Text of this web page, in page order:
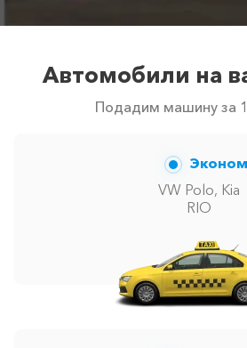
Автомобили на
Подадим машину за
Эконом
VW Polo, Kia
RIO